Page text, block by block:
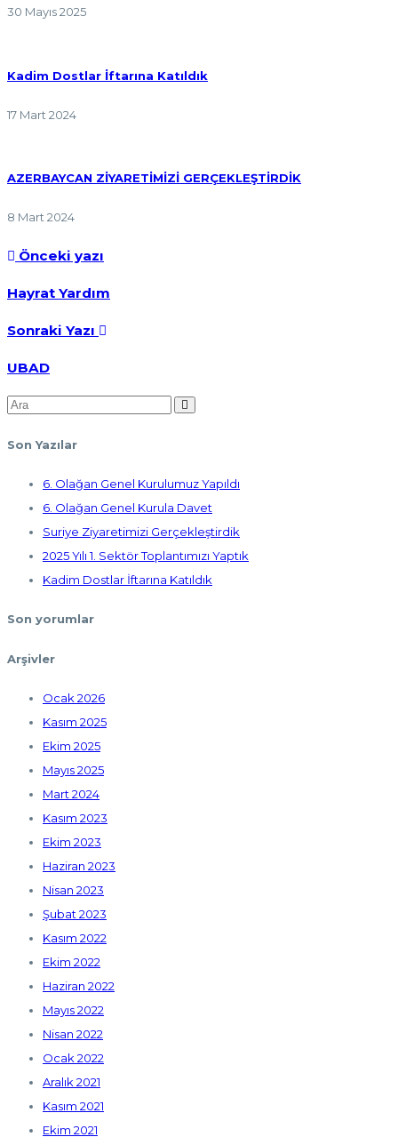
30 Mayıs 2025
Kadim Dostlar İftarına Katıldık
17 Mart 2024
AZERBAYCAN ZİYARETİMİZİ GERÇEKLEŞTİRDİK
8 Mart 2024
Önceki yazı
Hayrat Yardım
Sonraki Yazı
UBAD
Son Yazılar
6. Olağan Genel Kurulumuz Yapıldı
6. Olağan Genel Kurula Davet
Suriye Ziyaretimizi Gerçekleştirdik
2025 Yılı 1. Sektör Toplantımızı Yaptık
Kadim Dostlar İftarına Katıldık
Son yorumlar
Arşivler
Ocak 2026
Kasım 2025
Ekim 2025
Mayıs 2025
Mart 2024
Kasım 2023
Ekim 2023
Haziran 2023
Nisan 2023
Şubat 2023
Kasım 2022
Ekim 2022
Haziran 2022
Mayıs 2022
Nisan 2022
Ocak 2022
Aralık 2021
Kasım 2021
Ekim 2021